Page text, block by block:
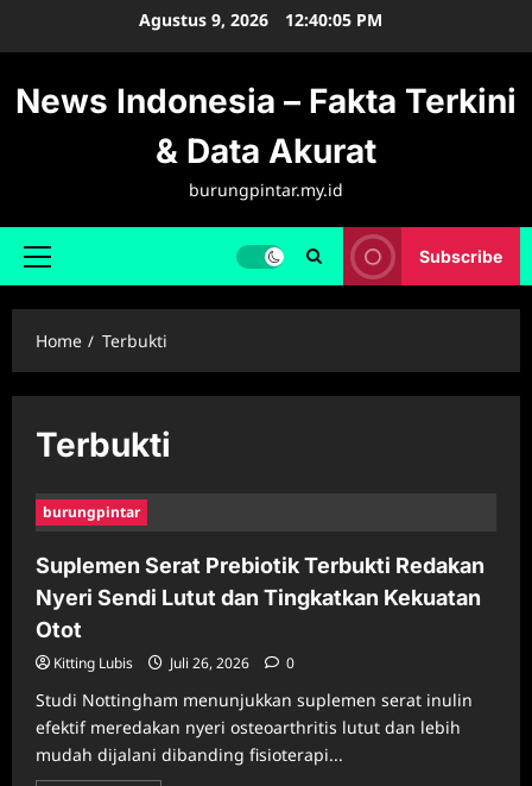
Agustus 9, 2026 12:40:06 PM
News Indonesia – Fakta Terkini
& Data Akurat
burungpintar.my.id
Primary
Subscribe
Home Terbukti
Terbukti
burungpintar
Suplemen Serat Prebiotik Terbukti Redakan
Nyeri Sendi Lutut dan Tingkatkan Kekuatan
Otot
Kitting Lubis Juli 26, 2026 0
Studi Nottingham menunjukkan suplemen serat inulin
efektif meredakan nyeri osteoarthritis lutut dan lebih
mudah dijalani dibanding fisioterapi...